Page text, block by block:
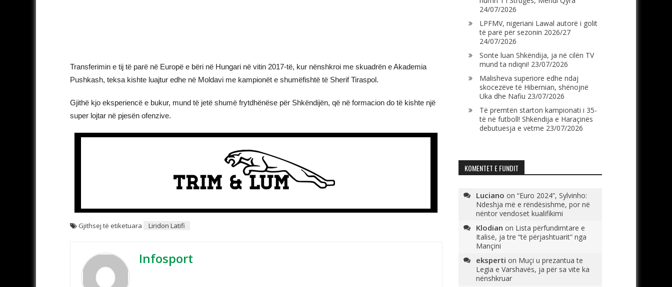
Transferimin e tij të parë në Europë e bëri në Hungari në vitin 2017-të, kur nënshkroi me skuadrën e Akademia
Pushkash, teksa kishte luajtur edhe në Moldavi me kampionët e shumëfishtë të Sherif Tiraspol.
Gjithë kjo eksperiencë e bukur, mund të jetë shumë frytdhënëse për Shkëndijën, që në formacion do të kishte një
super lojtar në pjesën ofenzive.
Gjithsej të etiketuara Liridon Latifi
Infosport
24/07/2026
LPFMV, nigeriani Lawal autorë i golit
të parë për sezonin 2026/27
24/07/2026
Sonte luan Shkëndija, ja në cilën TV
mund ta ndiqni! 23/07/2026
Malisheva superiore edhe ndaj
skocezëve të Hibernian, shënojnë
Uka dhe Nafiu 23/07/2026
Të premtën starton kampionati i 35-
të në futboll! Shkëndija e Haraçinës
debutuesja e vetme 23/07/2026
KOMENTET E FUNDIT
Luciano on “Euro 2024”, Sylvinho:
Ndeshja më e rëndësishme, por në
nëntor vendoset kualifikimi
Klodian on Lista përfundimtare e
Italisë, ja tre “të përjashtuarit” nga
Mançini
eksperti on Muçi u prezantua te
Legia e Varshavës, ja për sa vite ka
nënshkruar